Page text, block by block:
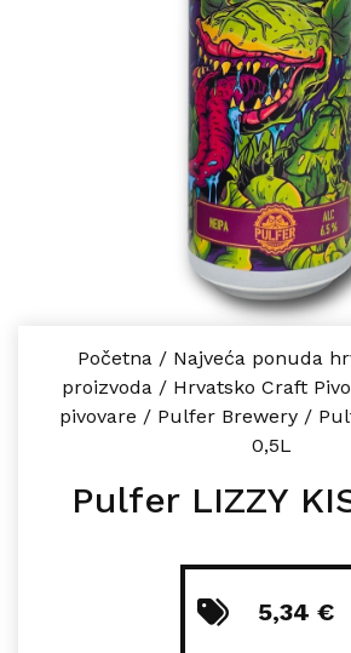
Početna / Najveća ponuda
proizvoda / Hrvatsko Craft Pivo
pivovare / Pulfer Brewery/
0,5L
Pulfer LIZZY
5,34 €